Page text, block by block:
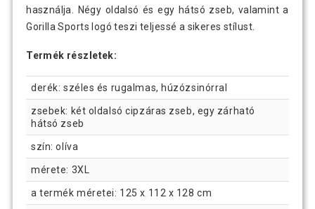
használja. Négy oldalsó és egy hátsó zseb, valamint a
Gorilla Sports logó teszi teljessé a sikeres stílust.
Termék részletek:
derék: széles és rugalmas, húzózsinórral
zsebek: két oldalsó cipzáras zseb, egy zárható
hátsó zseb
szín: olíva
mérete: 3XL
a termék méretei: 125 x 112 x 128 cm